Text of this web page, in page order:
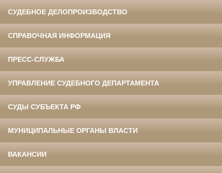
СУДЕБНОЕ ДЕЛОПРОИЗВОДСТВО
СПРАВОЧНАЯ ИНФОРМАЦИЯ
ПРЕСС-СЛУЖБА
УПРАВЛЕНИЕ СУДЕБНОГО ДЕПАРТАМЕНТА
СУДЫ СУБЪЕКТА РФ
МУНИЦИПАЛЬНЫЕ ОРГАНЫ ВЛАСТИ
ВАКАНСИИ